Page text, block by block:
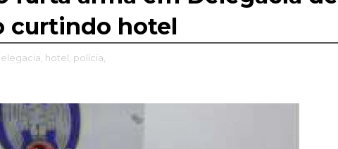
curtindo hotel
hotel, polícia,